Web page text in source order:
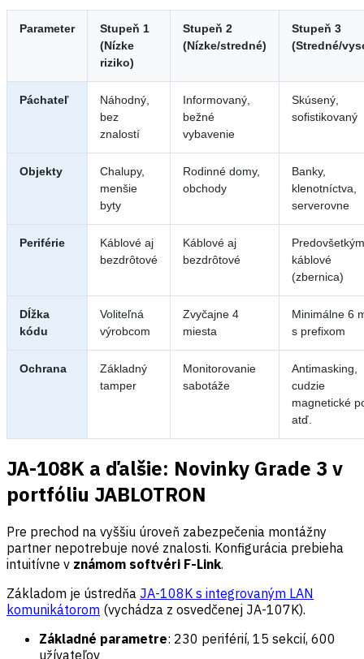
Parameter
Stupeň 1
(Nízke
riziko)
Stupeň 2
(Nízke/stredné)
Stupeň 3
(Stredné/
Páchateľ
Náhodný,
bez
znalostí
Informovaný,
bežné
vybavenie
Skúsený,
sofistikovaný
Objekty
Chalupy,
menšie
byty
Rodinné domy,
obchody
Banky,
klenotníctva,
serverovne
Periférie
Káblové aj
bezdrôtové
Káblové aj
bezdrôtové
Predovšetkým
káblové
(zbernica)
Dĺžka
kódu
Voliteľná
výrobcom
Zvyčajne 4
miesta
Minimálne 6
s prefixom
Ochrana
Základný
tamper
Monitorovanie
sabotáže
Antimasking,
cudzie
magnetické
atď.
JA-108K a ďalšie: Novinky Grade 3 v
portfóliu JABLOTRON
Pre prechod na vyššiu úroveň zabezpečenia montážny
partner nepotrebuje nové znalosti. Konfigurácia prebieha
intuitívne v známom softvéri F-Link.
Základom je ústredňa JA-108K s integrovaným LAN
komunikátorom (vychádza z osvedčenej JA-107K).
Základné parametre: 230 periférií, 15 sekcií, 600
užívateľov